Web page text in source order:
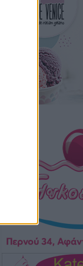
Πολιτιστικά• πριν 1
Έκτακτη
Επιτροπής
Αυγούστου
Τοπικές Ειδήσεις
ΑΕΡΑ: Δεν
νέο απόκτημα ο
πριν 2
Κλεάνθης:
στο γήπεδο,
Αθλητικά• πριν 2
Αθλητικά πριν 2